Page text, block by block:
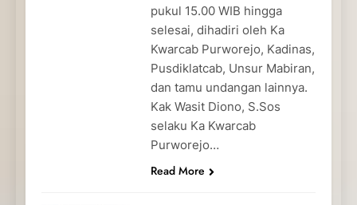
pukul 15.00 WIB hingga
selesai, dihadiri oleh Ka
Kwarcab Purworejo, Kadinas,
Pusdiklatcab, Unsur Mabiran,
dan tamu undangan lainnya.
Kak Wasit Diono, S.Sos
selaku Ka Kwarcab
Purworejo…
Read More